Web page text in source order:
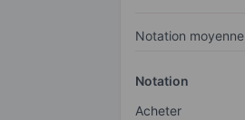
Notation moyenne
Notation
Acheter